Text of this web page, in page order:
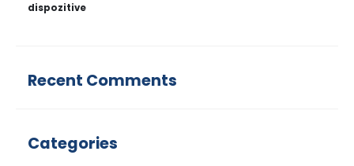
dispozitive
Recent Comments
Categories